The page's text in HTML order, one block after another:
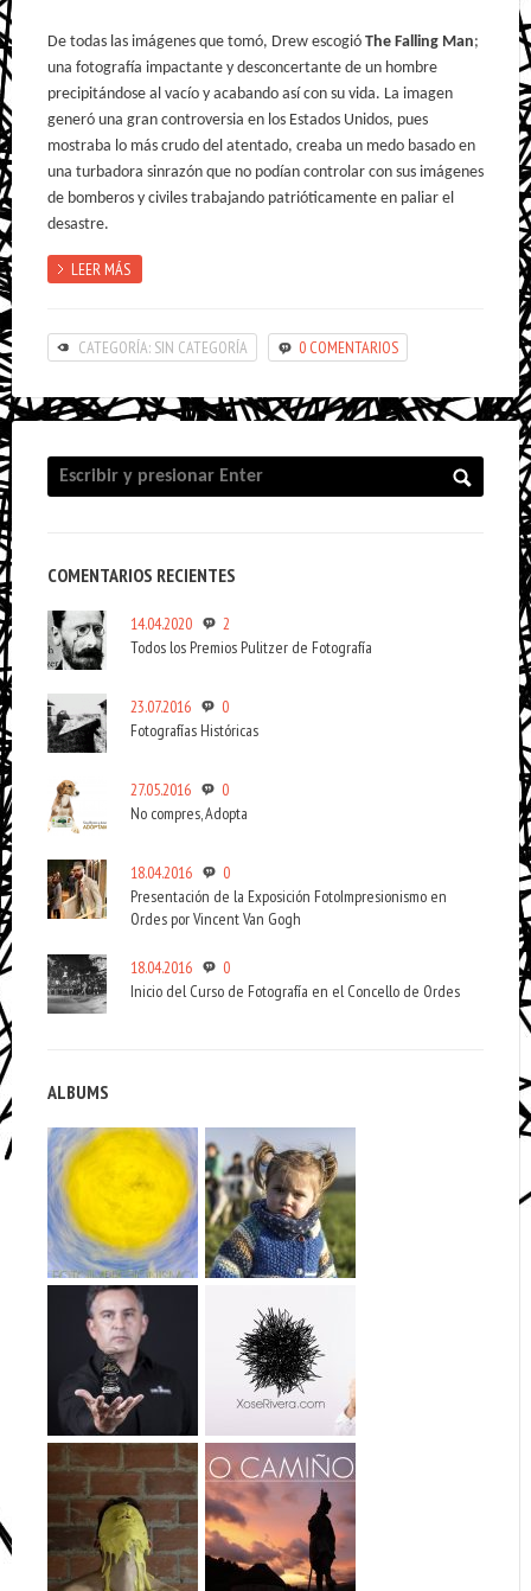
De todas las imágenes que tomó, Drew escogió The Falling Man;
una fotografía impactante y desconcertante de un hombre
precipitándose al vacío y acabando así con su vida. La imagen
generó una gran controversia en los Estados Unidos, pues
mostraba lo más crudo del atentado, creaba un medo basado en
una turbadora sinrazón que no podían controlar con sus imágenes
de bomberos y civiles trabajando patrióticamente en paliar el
desastre.
LEER MÁS
CATEGORÍA: SIN CATEGORÍA 0 COMENTARIOS
COMENTARIOS RECIENTES
14.04.2020
2
Todos los Premios Pulitzer de Fotografía
23.07.2016
0
Fotografías Históricas
27.05.2016
0
No compres, Adopta
18.04.2016
0
Presentación de la Exposición FotoImpresionismo en
Ordes por Vincent Van Gogh
18.04.2016
0
Inicio del Curso de Fotografía en el Concello de Ordes
ALBUMS